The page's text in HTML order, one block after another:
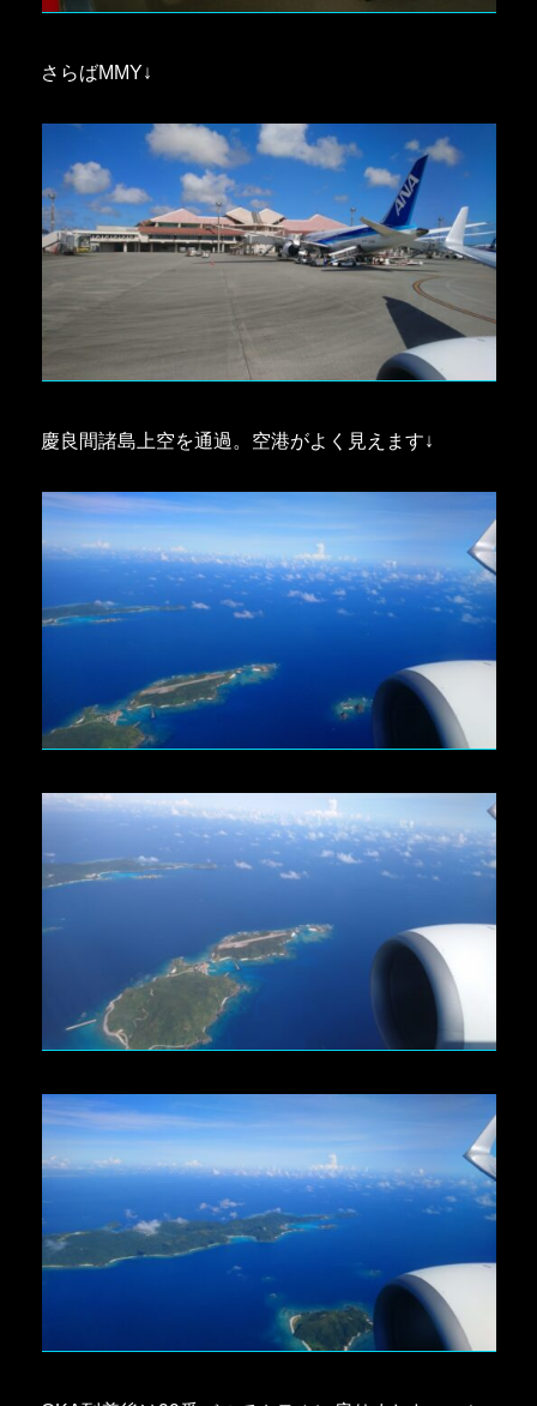
さらばMMY↓
慶良間諸島上空を通過。空港がよく見えます↓